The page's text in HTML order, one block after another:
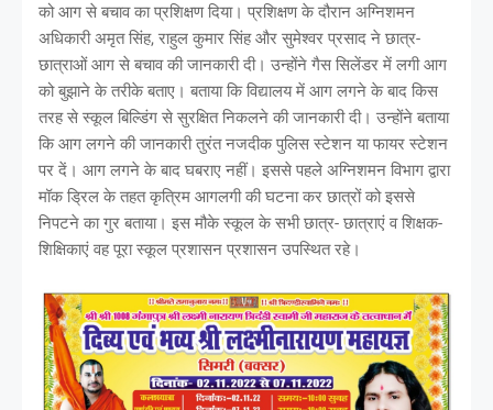
को आग से बचाव का प्रशिक्षण दिया। प्रशिक्षण के दौरान अग्निशमन
अधिकारी अमृत सिंह, राहुल कुमार सिंह और सुमेश्वर प्रसाद ने छात्र-
छात्राओं आग से बचाव की जानकारी दी। उन्होंने गैस सिलेंडर में लगी आग
को बुझाने के तरीके बताए। बताया कि विद्यालय में आग लगने के बाद किस
तरह से स्कूल बिल्डिंग से सुरक्षित निकलने की जानकारी दी। उन्होंने बताया
कि आग लगने की जानकारी तुरंत नजदीक पुलिस स्टेशन या फायर स्टेशन
पर दें। आग लगने के बाद घबराए नहीं। इससे पहले अग्निशमन विभाग द्वारा
मॉक ड्रिल के तहत कृत्रिम आगलगी की घटना कर छात्रों को इससे
निपटने का गुर बताया। इस मौके स्कूल के सभी छात्र- छात्राएं व शिक्षक-
शिक्षिकाएं वह पूरा स्कूल प्रशासन प्रशासन उपस्थित रहे।